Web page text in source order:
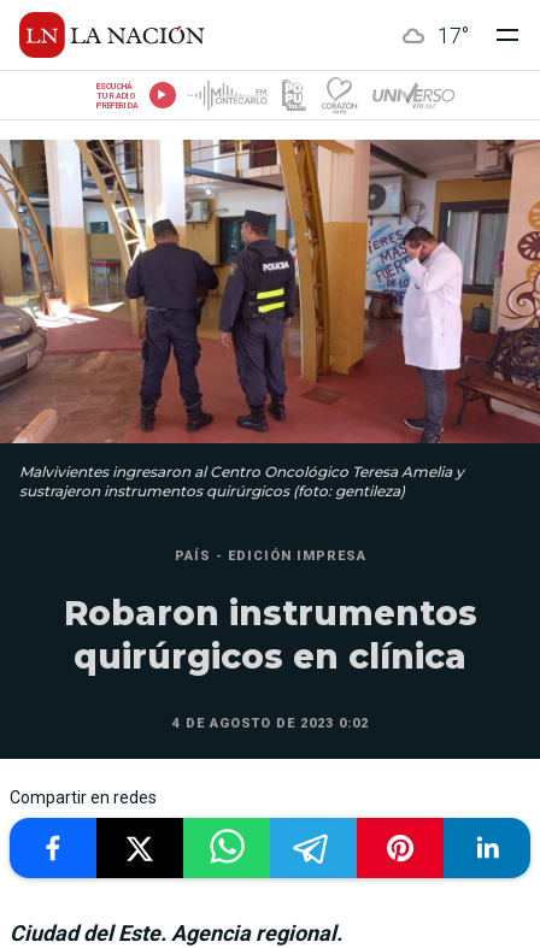
17°
ESCUCHÁ
TU RADIO
PREFERIDA
Malvivientes ingresaron al Centro Oncológico Teresa Amelia y
sustrajeron instrumentos quirúrgicos (foto: gentileza)
PAÍS - EDICIÓN IMPRESA
Robaron instrumentos
quirúrgicos en clínica
4 DE AGOSTO DE 2023 0:02
Compartir en redes
Ciudad del Este. Agencia regional.